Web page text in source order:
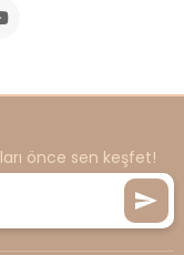
önce sen keşfet!